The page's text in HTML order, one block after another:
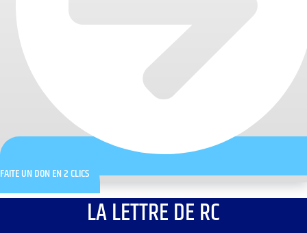
FAITE UN DON EN 2 CLICS
LA LETTRE DE RC